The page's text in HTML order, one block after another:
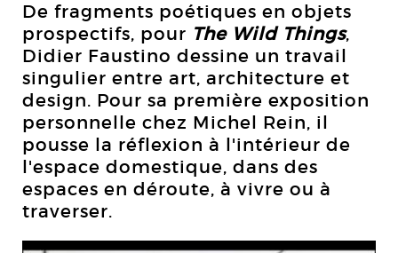
De fragments poétiques en objets
prospectifs, pour The Wild Things,
Didier Faustino dessine un travail
singulier entre art, architecture et
design. Pour sa première exposition
personnelle chez Michel Rein, il
pousse la réflexion à l'intérieur de
l'espace domestique, dans des
espaces en déroute, à vivre ou à
traverser.